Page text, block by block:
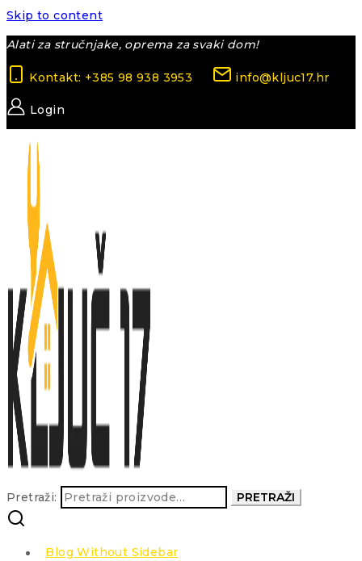
Skip to content
Alati za stručnjake, oprema za svaki dom!
Kontakt: +385 98 938 3953 info@kljuc17.hr
Login
Pretraži: PRETRAŽI
Blog Without Sidebar